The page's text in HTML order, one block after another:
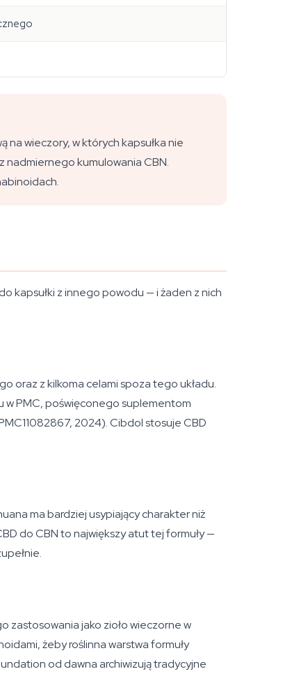
na wieczory, w których kapsułka nie
nadmiernego kumulowania CBN.
kapsułki z innego powodu — i żaden z nich
oraz z kilkoma celami spoza tego układu.
w PMC, poświęconego suplementom
2024). Cibdol stosuje CBD
ma bardziej usypiający charakter niż
do CBN to największy atut tej formuły —
zastosowania jako zioło wieczorne w
żeby roślinna warstwa formuły
od dawna archiwizują tradycyjne